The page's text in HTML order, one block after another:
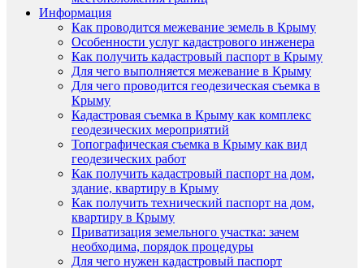
Информация
Как проводится межевание земель в Крыму
Особенности услуг кадастрового инженера
Как получить кадастровый паспорт в Крыму
Для чего выполняется межевание в Крыму
Для чего проводится геодезическая съемка в
Крыму
Кадастровая съемка в Крыму как комплекс
геодезических мероприятий
Топографическая съемка в Крыму как вид
геодезических работ
Как получить кадастровый паспорт на дом,
здание, квартиру в Крыму
Как получить технический паспорт на дом,
квартиру в Крыму
Приватизация земельного участка: зачем
необходима, порядок процедуры
Для чего нужен кадастровый паспорт